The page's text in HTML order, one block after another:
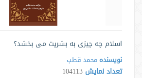
اسلام چه چیزی به بشریت می بخشد؟
نویسنده محمد قطب
تعداد نمایش 104113